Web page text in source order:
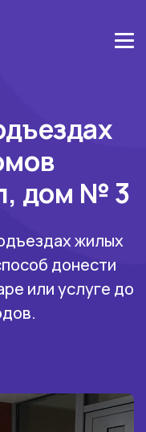
дом № 3
жилых
донести
или услуге до